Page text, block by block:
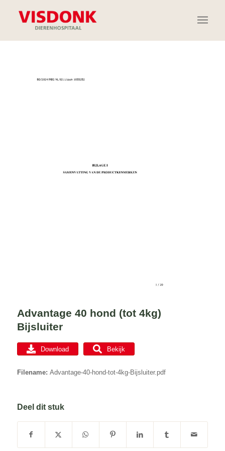
Advantage 40 hond (tot 4kg)
Bijsluiter
Download Bekijk
Filename: Advantage-40-hond-tot-4kg-Bijsluiter.pdf
Deel dit stuk